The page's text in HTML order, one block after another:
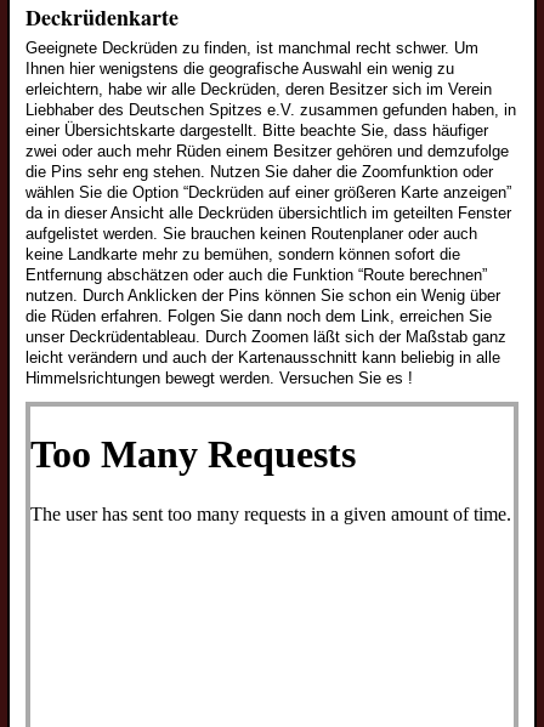
Deckrüdenkarte
Geeignete Deckrüden zu finden, ist manchmal recht schwer. Um
Ihnen hier wenigstens die geografische Auswahl ein wenig zu
erleichtern, habe wir alle Deckrüden, deren Besitzer sich im Verein
Liebhaber des Deutschen Spitzes e.V. zusammen gefunden haben, in
einer Übersichtskarte dargestellt. Bitte beachte Sie, dass häufiger
zwei oder auch mehr Rüden einem Besitzer gehören und demzufolge
die Pins sehr eng stehen. Nutzen Sie daher die Zoomfunktion oder
wählen Sie die Option “Deckrüden auf einer größeren Karte anzeigen”
da in dieser Ansicht alle Deckrüden übersichtlich im geteilten Fenster
aufgelistet werden. Sie brauchen keinen Routenplaner oder auch
keine Landkarte mehr zu bemühen, sondern können sofort die
Entfernung abschätzen oder auch die Funktion “Route berechnen”
nutzen. Durch Anklicken der Pins können Sie schon ein Wenig über
die Rüden erfahren. Folgen Sie dann noch dem Link, erreichen Sie
unser Deckrüdentableau. Durch Zoomen läßt sich der Maßstab ganz
leicht verändern und auch der Kartenausschnitt kann beliebig in alle
Himmelsrichtungen bewegt werden. Versuchen Sie es !
Welpen
Wolfsspitzwelpen
Großspitzwelpen
Mittelspitzwelpen
Kleinspitzwelpen
Zwergspitzwelpen
Junghunde
Wolfsspitzjunghunde
Grossspitzjunghunde
Mittelspitzjunghunde
Kleinspitzjunghunde
Zwergspitzjunghunde
Wolfsspitzzüchter